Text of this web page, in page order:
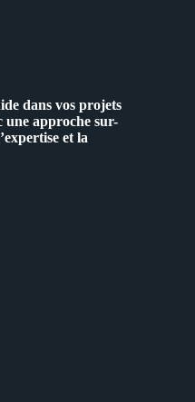
dans vos projets
une approche sur-
et la